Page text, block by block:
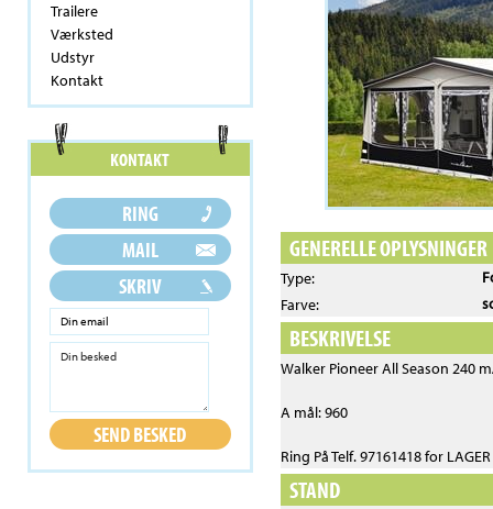
Trailere
Værksted
Udstyr
Kontakt
GENERELLE OPLYSNINGER
Type:
Farve:
BESKRIVELSE
Walker Pioneer All Season
A mål: 960
Ring På Telf. 97161418 for
STAND